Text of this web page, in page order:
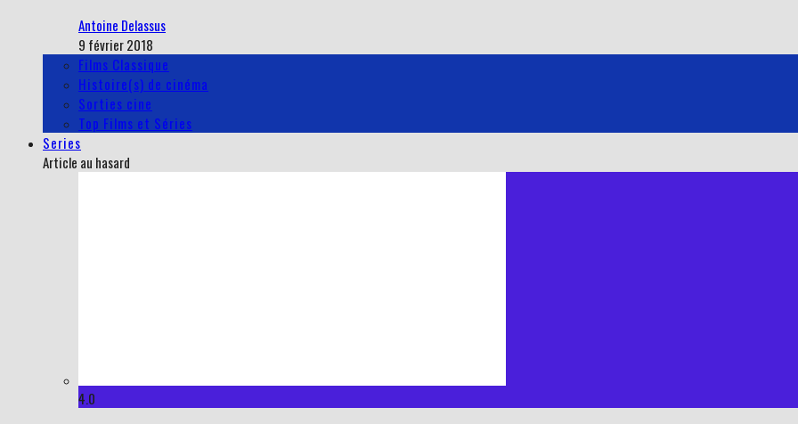
Antoine Delassus
9 février 2018
Films Classique
Histoire(s) de cinéma
Sorties cine
Top Films et Séries
Series
Article au hasard
4.0